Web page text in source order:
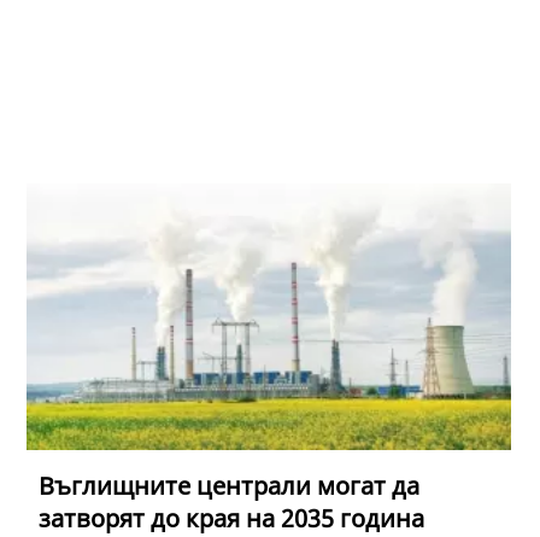
Въглищните централи могат да
затворят до края на 2035 година